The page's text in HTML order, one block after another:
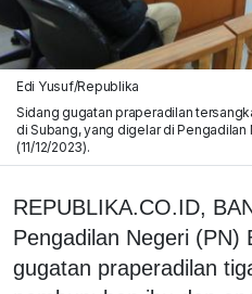
Edi Yusuf/Republika
Sidang gugatan praperadilan
di Subang, yang digelar di Pengadilan
(11/12/2023).
REPUBLIKA.CO.ID,
Pengadilan Negeri (PN)
gugatan praperadilan